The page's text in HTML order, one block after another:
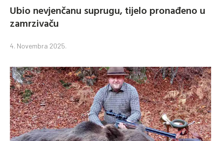
Ubio nevjenčanu suprugu, tijelo pronađeno u
zamrzivaču
4. Novembra 2025.